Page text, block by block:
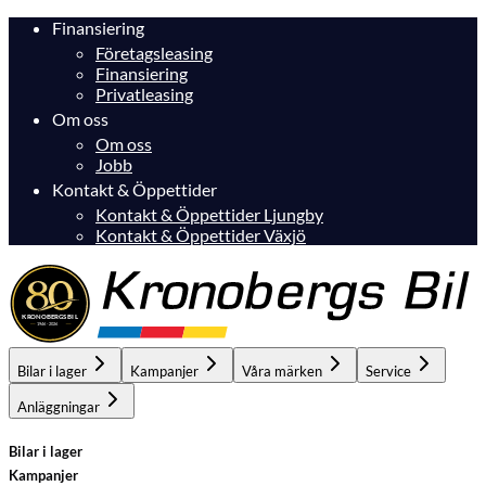
Finansiering
Företagsleasing
Finansiering
Privatleasing
Om oss
Om oss
Jobb
Kontakt & Öppettider
Kontakt & Öppettider Ljungby
Kontakt & Öppettider Växjö
Bilar i lager Kampanjer Våra märken Service
Anläggningar
Bilar i lager
Kampanjer